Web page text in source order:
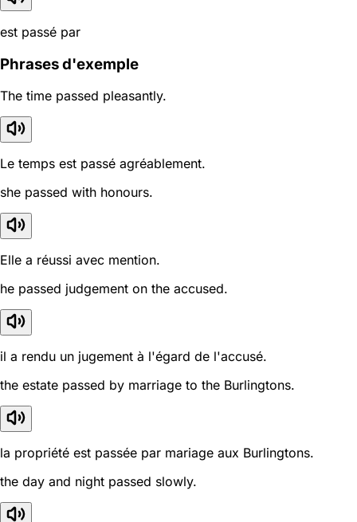
est passé par
Phrases d'exemple
The time passed pleasantly.
Le temps est passé agréablement.
she passed with honours.
Elle a réussi avec mention.
he passed judgement on the accused.
il a rendu un jugement à l'égard de l'accusé.
the estate passed by marriage to the Burlingtons.
la propriété est passée par mariage aux Burlingtons.
the day and night passed slowly.